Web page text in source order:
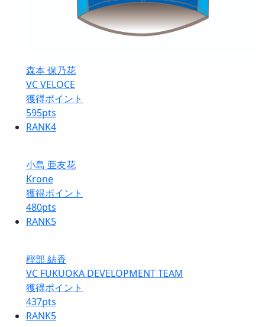
森本 保乃花
VC VELOCE
獲得ポイント
595pts
RANK4
小島 亜友花
Krone
獲得ポイント
480pts
RANK5
樫部 結香
VC FUKUOKA DEVELOPMENT TEAM
獲得ポイント
437pts
RANK5